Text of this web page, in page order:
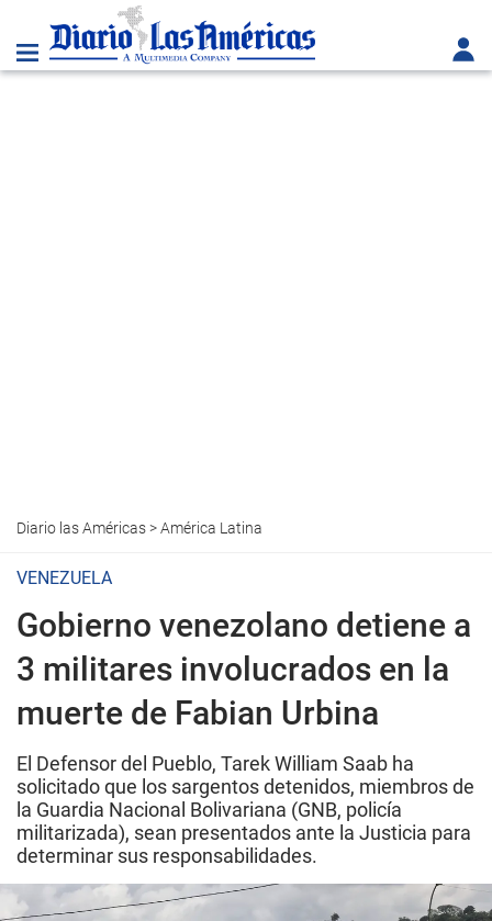
Diario las Américas>América Latina
VENEZUELA
Gobierno venezolano detiene a
3 militares involucrados en la
muerte de Fabian Urbina
El Defensor del Pueblo, Tarek William Saab ha
solicitado que los sargentos detenidos, miembros de
la Guardia Nacional Bolivariana (GNB, policía
militarizada), sean presentados ante la Justicia para
determinar sus responsabilidades.